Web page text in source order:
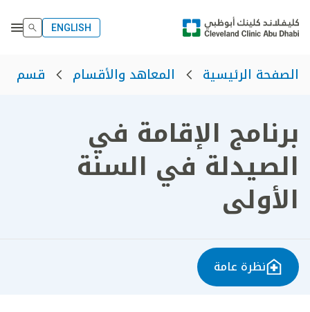
ENGLISH
الصفحة الرئيسية المعاهد والأقسام قسم
برنامج الإقامة في
الصيدلة في السنة
الأولى
نظرة عامة